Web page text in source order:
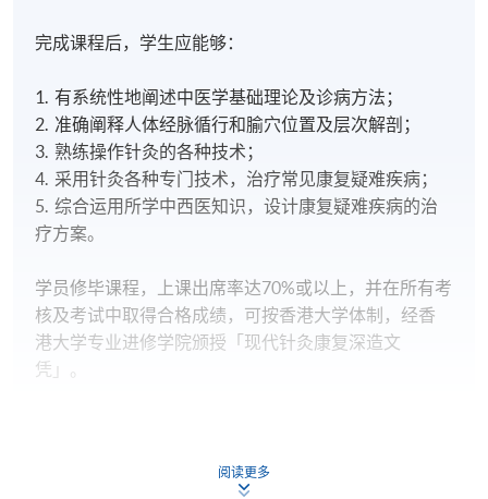
完成课程后，学生应能够：
1. 有系统性地阐述中医学基础理论及诊病方法；
2. 准确阐释人体经脉循行和腧穴位置及层次解剖；
3. 熟练操作针灸的各种技术；
4. 采用针灸各种专门技术，治疗常见康复疑难疾病；
5. 综合运用所学中西医知识，设计康复疑难疾病的治
疗方案。
学员修毕课程，上课出席率达70%或以上，并在所有考
核及考试中取得合格成绩，可按香港大学体制，经香
港大学专业进修学院颁授「现代针灸康复深造文
凭」。
评核，该科目方可评为「合格」。
阅读更多